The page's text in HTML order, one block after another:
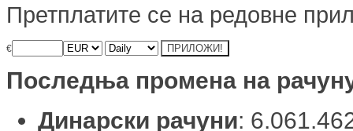
Претплатите се на редовне
€
Последња промена на
Динарски рачуни: